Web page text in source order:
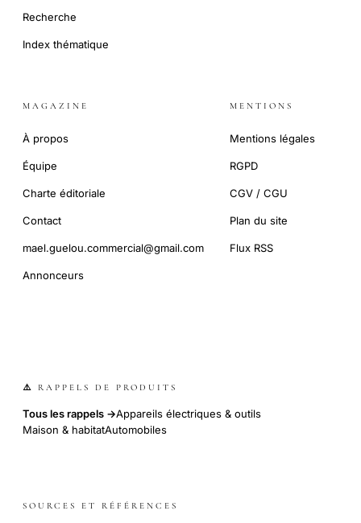
Recherche
Index thématique
MAGAZINE
À propos
Équipe
Charte éditoriale
Contact
mael.guelou.commercial@gmail.com
Annonceurs
MENTIONS
Mentions légales
RGPD
CGV / CGU
Plan du site
Flux RSS
⚠️ RAPPELS DE PRODUITS
Tous les rappels →Appareils électriques & outils
Maison & habitatAutomobiles
SOURCES ET RÉFÉRENCES